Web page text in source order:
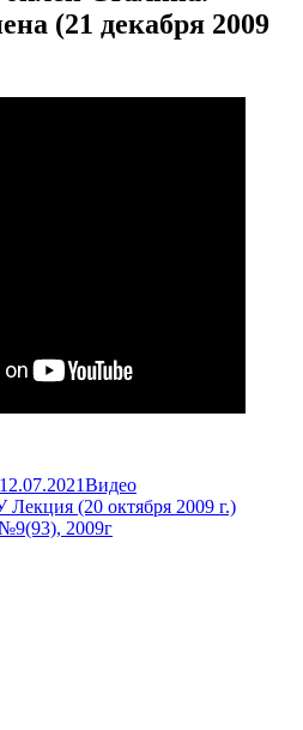
(21 декабря 2009
12.07.2021Видео
(20 октября 2009 г.)
2009г